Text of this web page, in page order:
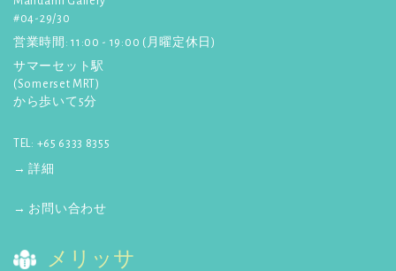
#04-29/30
営業時間: 11:00 - 19:00 (月曜定休日)
サマーセット駅
(Somerset MRT)
から歩いて5分
TEL: +65 6333 8355
→ 詳細
→ お問い合わせ
メリッサ